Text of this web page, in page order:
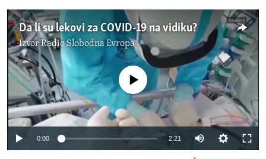
Da li su lekovi za COVID-19 na vidiku?
IzvorRadio Slobodna Evropa
No media source currently available
0:00 2:21